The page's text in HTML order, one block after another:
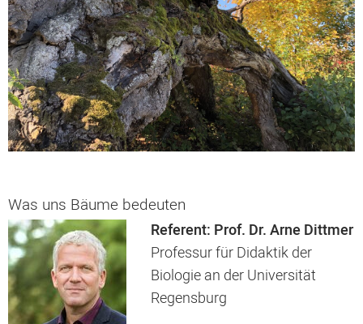
Was uns Bäume bedeuten
Referent: Prof. Dr. Arne Dittmer
Professur für Didaktik der
Biologie an der Universität
Regensburg